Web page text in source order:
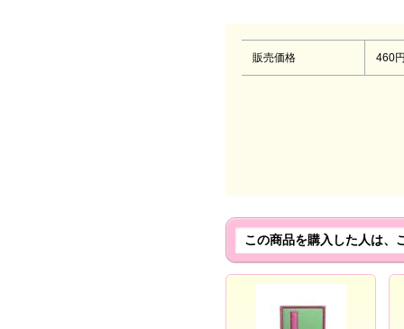
販売価格 460
この商品を購入した人は、